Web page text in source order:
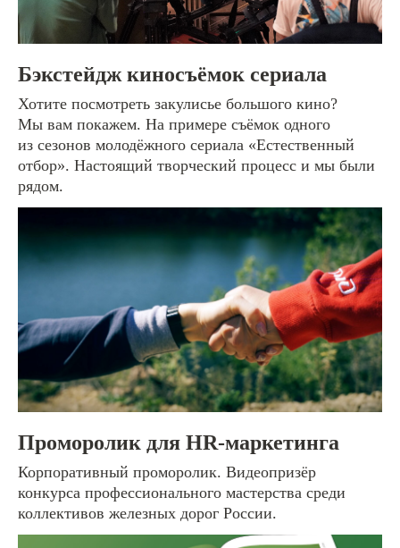
Бэкстейдж киносъёмок сериала
Хотите посмотреть закулисье большого кино?
Мы вам покажем. На примере съёмок одного
из сезонов молодёжного сериала «Естественный
отбор». Настоящий творческий процесс и мы были
рядом.
Проморолик для HR-маркетинга
Корпоративный проморолик. Видеопризёр
конкурса профессионального мастерства среди
коллективов железных дорог России.
[отправьте заявку или задайте вопрос]
#1
Email
Имя
Ваш комментарий или вопрос